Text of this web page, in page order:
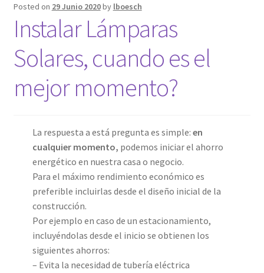
Posted on 29 Junio 2020by lboesch
Instalar Lámparas
Solares, cuando es el
mejor momento?
La respuesta a está pregunta es simple: en
cualquier momento, podemos iniciar el ahorro
energético en nuestra casa o negocio.
Para el máximo rendimiento económico es
preferible incluirlas desde el diseño inicial de la
construcción.
Por ejemplo en caso de un estacionamiento,
incluyéndolas desde el inicio se obtienen los
siguientes ahorros:
– Evita la necesidad de tubería eléctrica